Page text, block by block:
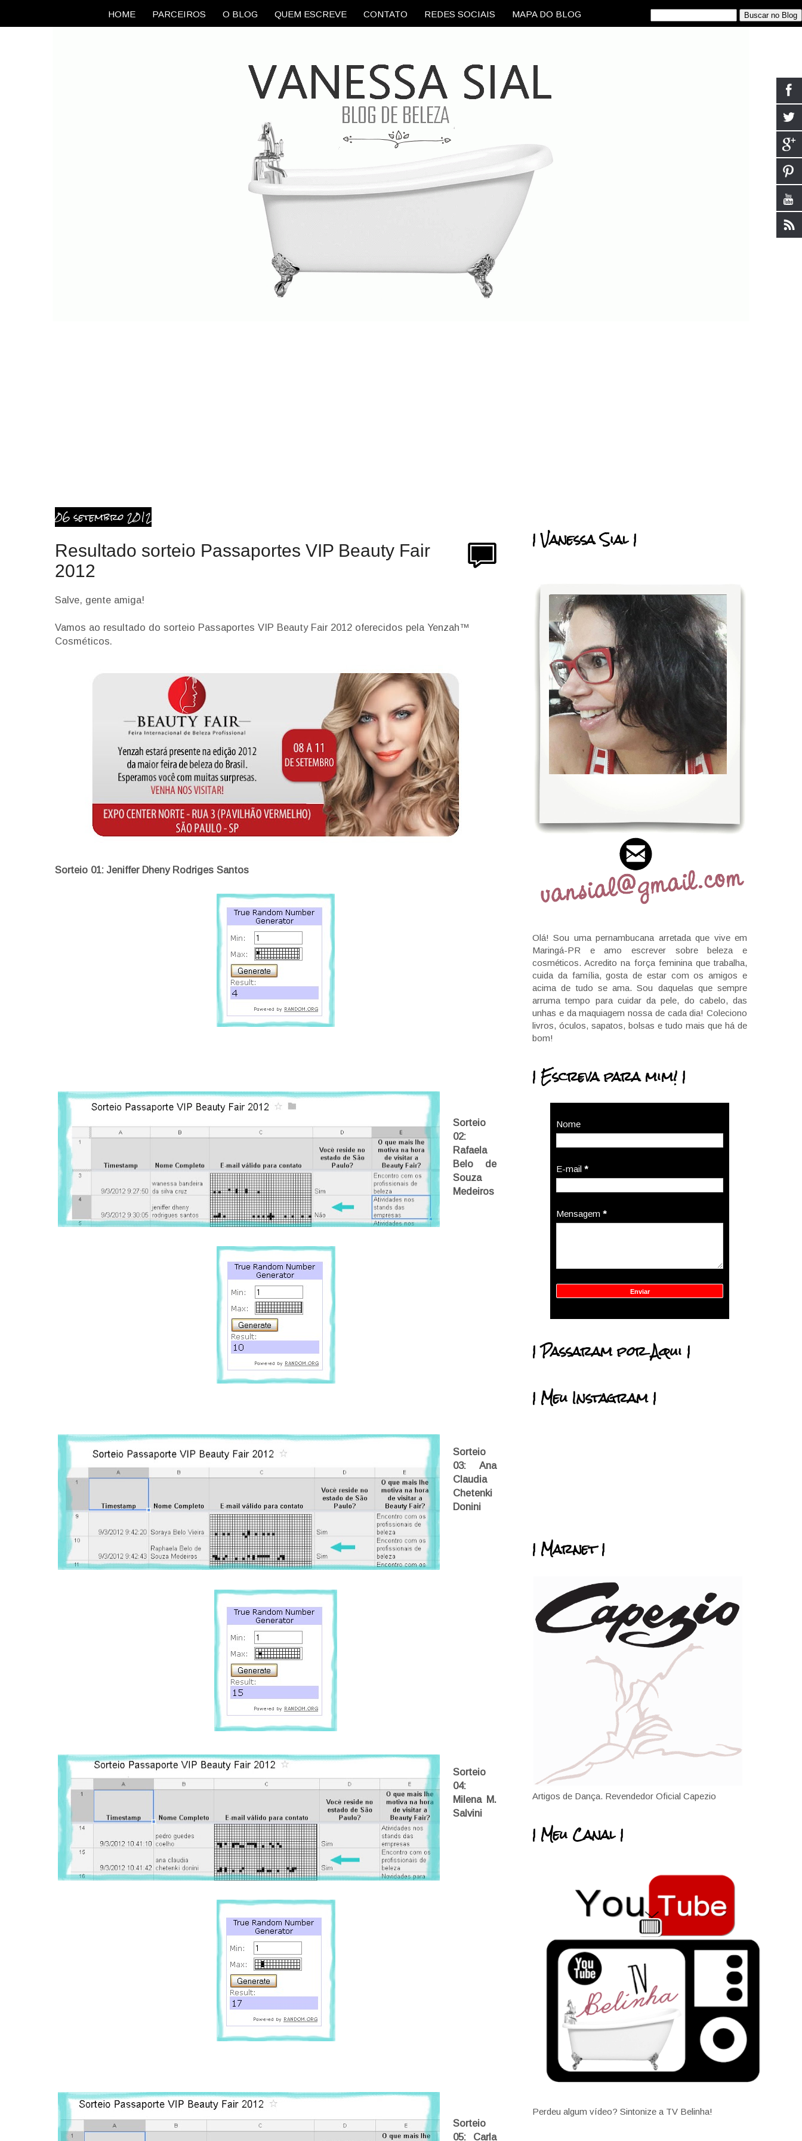
HOME PARCEIROS O BLOG QUEM ESCREVE CONTATO REDES SOCIAIS MAPA DO BLOG
06 setembro 2012
Resultado sorteio Passaportes VIP Beauty Fair
2012
Salve, gente amiga!
Vamos ao resultado do sorteio Passaportes VIP Beauty Fair 2012 oferecidos pela Yenzah™
Cosméticos.
Sorteio 01: Jeniffer Dheny Rodriges Santos
Sorteio
02:
Rafaela
Belo de
Souza
Medeiros
Sorteio
03: Ana
Claudia
Chetenki
Donini
Sorteio
04:
Milena M.
Salvini
Sorteio
05: Carla
| Vanessa Sial |
Olá! Sou uma pernambucana arretada que vive em
Maringá-PR e amo escrever sobre beleza e
cosméticos. Acredito na força feminina que trabalha,
cuida da família, gosta de estar com os amigos e
acima de tudo se ama. Sou daquelas que sempre
arruma tempo para cuidar da pele, do cabelo, das
unhas e da maquiagem nossa de cada dia! Coleciono
livros, óculos, sapatos, bolsas e tudo mais que há de
bom!
| Escreva para mim! |
Nome
E-mail *
Mensagem *
| Passaram por Aqui |
| Meu Instagram |
| Marnet |
Artigos de Dança. Revendedor Oficial Capezio
| Meu Canal |
Perdeu algum vídeo? Sintonize a TV Belinha!